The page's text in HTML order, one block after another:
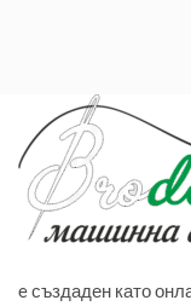
e създаден като